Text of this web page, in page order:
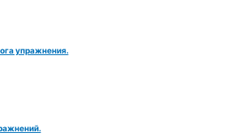
упражнения.